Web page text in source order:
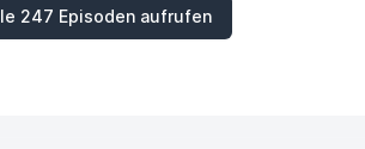
247 Episoden aufrufen